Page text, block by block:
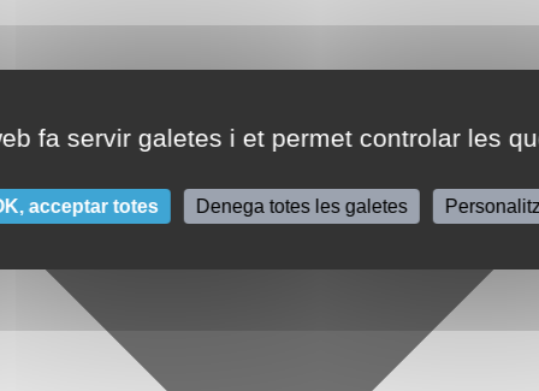
fa servir galetes i et permet controlar les
acceptar totes Denega totes les galetes